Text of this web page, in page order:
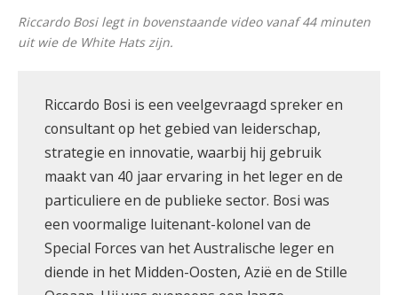
Riccardo Bosi legt in bovenstaande video vanaf 44 minuten
uit wie de White Hats zijn.
Riccardo Bosi is een veelgevraagd spreker en
consultant op het gebied van leiderschap,
strategie en innovatie, waarbij hij gebruik
maakt van 40 jaar ervaring in het leger en de
particuliere en de publieke sector. Bosi was
een voormalige luitenant-kolonel van de
Special Forces van het Australische leger en
diende in het Midden-Oosten, Azië en de Stille